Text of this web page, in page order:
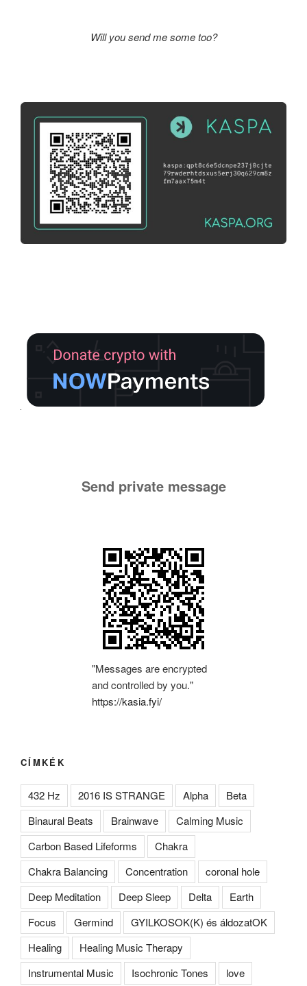
Will you send me some too?
Send private message
"Messages are encrypted
and controlled by you."
https://kasia.fyi/
CÍMKÉK
432 Hz 2016 IS STRANGE Alpha
Beta
Binaural Beats
Brainwave
Calming Music
Carbon Based Lifeforms
Chakra
Chakra Balancing
Concentration
coronal hole
Deep Meditation
Deep Sleep Delta
Earth
Focus
Germind
GYILKOSOK(K) és áldozatOK
Healing
Healing Music Therapy
Instrumental Music
Isochronic Tones love